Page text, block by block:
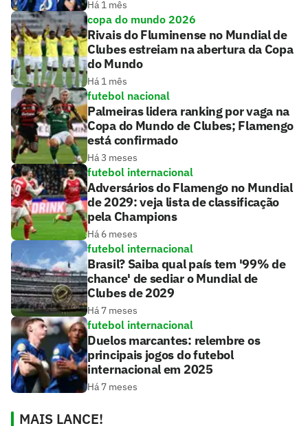
Há 1 mês
copa do mundo 2026
Rivais do Fluminense no Mundial de
Clubes estreiam na abertura da Copa
do Mundo
Há 1 mês
futebol nacional
Palmeiras lidera ranking por vaga na
Copa do Mundo de Clubes; Flamengo
está confirmado
Há 3 meses
futebol internacional
Adversários do Flamengo no Mundial
de 2029: veja lista de classificação
pela Champions
Há 6 meses
futebol internacional
Brasil? Saiba qual país tem '99% de
chance' de sediar o Mundial de
Clubes de 2029
Há 7 meses
futebol internacional
Duelos marcantes: relembre os
principais jogos do futebol
internacional em 2025
Há 7 meses
MAIS LANCE!